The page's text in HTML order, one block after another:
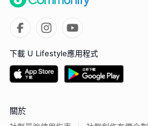
下載 U Lifestyle應用程式
關於